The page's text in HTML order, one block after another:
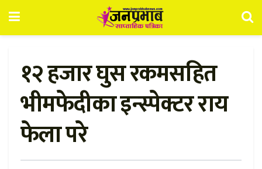
१२ हजार घुस रकमसहित
भीमफेदीका इन्स्पेक्टर राय
फेला परे